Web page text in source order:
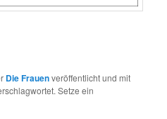
Die Frauenveröffentlicht und mit
Setze ein